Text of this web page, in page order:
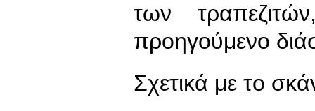
των
προηγούμενο
Σχετικά με το